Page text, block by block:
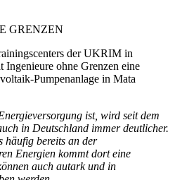
GRENZEN
der UKRIM in
Ingenieure ohne Grenzen eine
Pumpenanlage in Mata
ist, wird seit dem
in Deutschland immer deutlicher.
häufig bereits an der
Energien kommt dort eine
auch autark und in